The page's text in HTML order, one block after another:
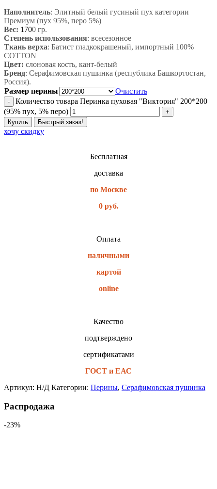
Наполнитель: Элитный белый гусиный пух категории
Премиум (пух 95%, перо 5%)
Вес: 1700 гр.
Степень использования: всесезонное
Ткань верха: Батист гладкокрашеный, импортный 100%
COTTON
Цвет: слоновая кость, кант-белый
Бренд: Серафимовская пушинка (республика Башкортостан,
Россия).
Размер перины
Очистить
Количество товара Перинка пуховая "Виктория" 200*200
(95% пух, 5% перо)
Купить Быстрый заказ!
хочу скидку
Бесплатная
доставка
по Москве
0 руб.
Оплата
наличными
картой
online
Качество
подтверждено
сертификатами
ГОСТ и ЕАС
Артикул: Н/Д Категории: Перины, Серафимовская пушинка
Распродажа
-23%